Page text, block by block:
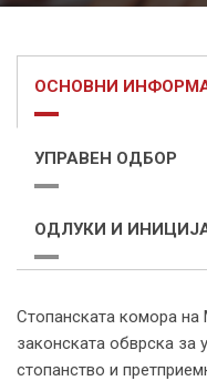
ОСНОВНИ
УПРАВЕН ОДБОР
ОДЛУКИ И
Стопанската комора на
законската обврска за
стопанство и